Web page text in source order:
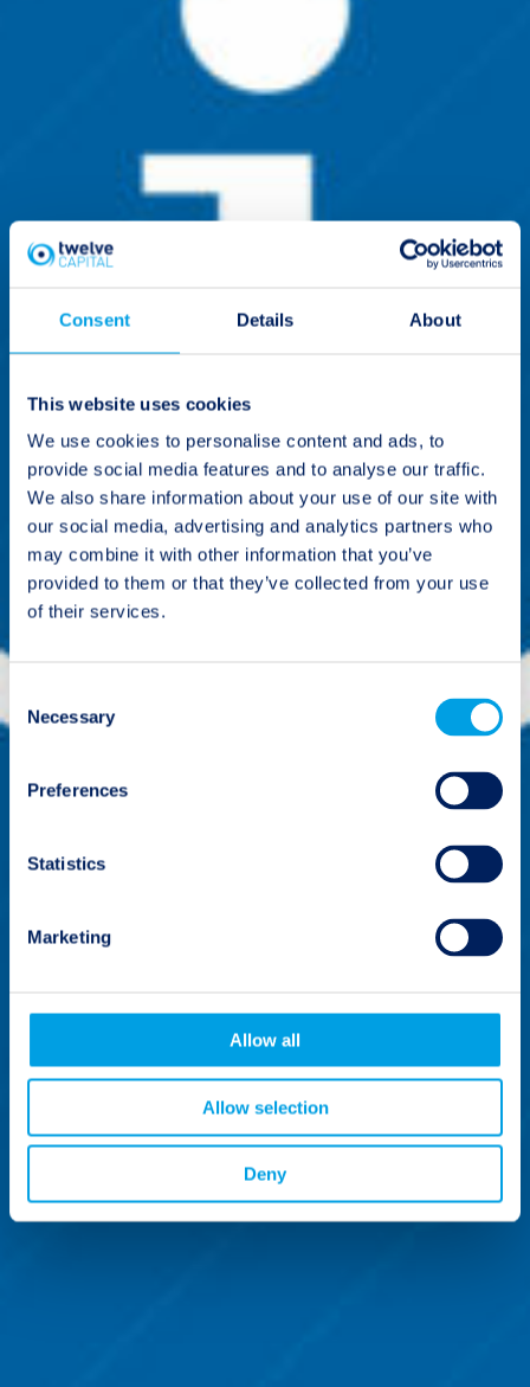
Consent Details About
This website uses cookies
We use cookies to personalise content and ads, to
provide social media features and to analyse our traffic.
We also share information about your use of our site with
our social media, advertising and analytics partners who
may combine it with other information that you’ve
provided to them or that they’ve collected from your use
of their services.
Selection
Necessary
Preferences
Statistics
Marketing
Allow all
Allow selection
Deny